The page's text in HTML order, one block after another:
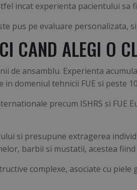
incat experienta pacientului sa
pus pe evaluare
CAND ALEGI O
de ansamblu. Experienta
domeniul tehnicii FUE si peste
precum ISHRS si
si presupune extragerea
barbii si mustatii, acestea
complexe, asociate cu